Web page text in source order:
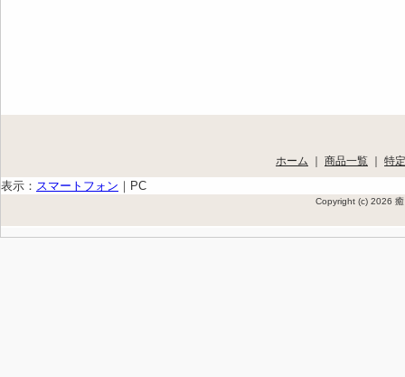
ホーム ｜ 商品一覧 ｜ 特
表示： スマートフォン ｜ PC
Copyright (c) 2026